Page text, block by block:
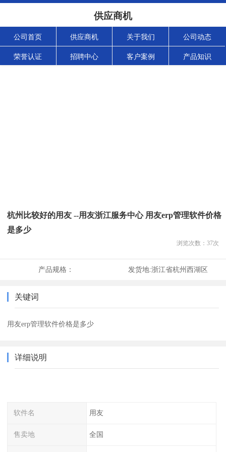
供应商机
公司首页 供应商机 关于我们 公司动态
荣誉认证 招聘中心 客户案例 产品知识
杭州比较好的用友 --用友浙江服务中心 用友erp管理软件价格
是多少
浏览次数： 37次
产品规格： 发货地:浙江省杭州西湖区
关键词
用友erp管理软件价格是多少
详细说明
软件名 用友
售卖地 全国